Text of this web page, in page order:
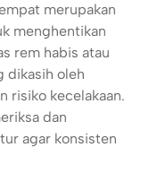
merupakan
menghentikan
rem habis atau
dikasih oleh
risiko kecelakaan.
dan
agar konsisten